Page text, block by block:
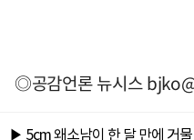
◎공감언론 뉴시스